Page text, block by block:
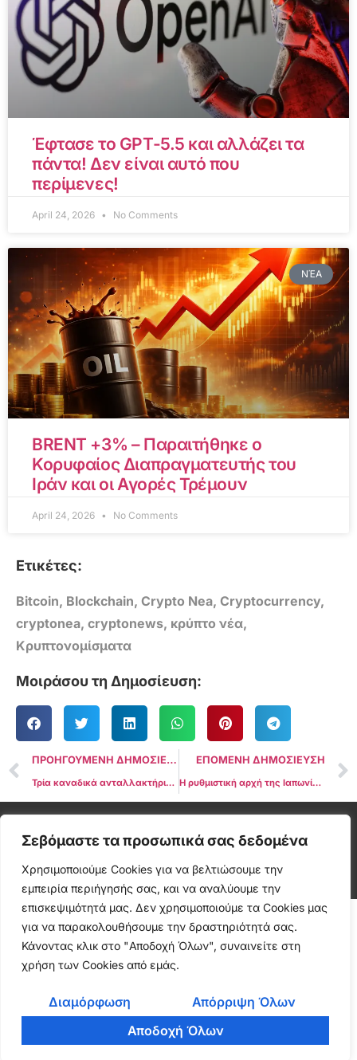
Σεβόμαστε τα προσωπικά σας δεδομένα
Χρησιμοποιούμε Cookies για να βελτιώσουμε την
εμπειρία περιήγησής σας, και να αναλύουμε την
επισκεψιμότητά μας. Δεν χρησιμοποιούμε τα Cookies μας
για να παρακολουθήσουμε την δραστηριότητά σας.
Κάνοντας κλικ στο "Αποδοχή Όλων", συναινείτε στη
χρήση των Cookies από εμάς.
Διαμόρφωση
Απόρριψη Όλων
Αποδοχή Όλων
Έφτασε το GPT-5.5 και αλλάζει τα
πάντα! Δεν είναι αυτό που
περίμενες!
April 24, 2026 No Comments
ΝΈΑ
BRENT +3% – Παραιτήθηκε ο
Κορυφαίος Διαπραγματευτής του
Ιράν και οι Αγορές Τρέμουν
April 24, 2026 No Comments
Ετικέτες:
Bitcoin, Blockchain, Crypto Nea, Cryptocurrency,
cryptonea, cryptonews, κρύπτο νέα,
Κρυπτονομίσματα
Μοιράσου τη Δημοσίευση:
ΠΡΟΗΓΟΥΜΕΝΗ ΔΗΜΟΣΙΕΥΣΗ
Τρία καναδικά ανταλλακτήρια κρύπτο επιβεβαιώνουν τα σχέδια συγχώνευσης
ΕΠΟΜΕΝΗ ΔΗΜΟΣΙΕΥΣΗ
Η ρυθμιστική αρχή της Ιαπωνίας επισημαίνει 4 ανταλλακτήρια κρύπτο για λειτουργία χωρίς εγγραφή